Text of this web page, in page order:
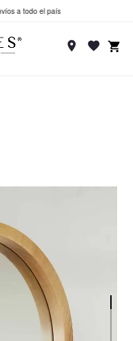
a todo el país